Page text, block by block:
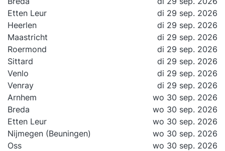
Etten Leur
di 29 sep. 2026
Heerlen
di 29 sep. 2026
Maastricht
di 29 sep. 2026
Roermond
di 29 sep. 2026
Sittard
di 29 sep. 2026
Venlo
di 29 sep. 2026
Venray
di 29 sep. 2026
Arnhem
wo 30 sep. 2026
Breda
wo 30 sep. 2026
Etten Leur
wo 30 sep. 2026
Nijmegen (Beuningen)
wo 30 sep. 2026
Oss
wo 30 sep. 2026